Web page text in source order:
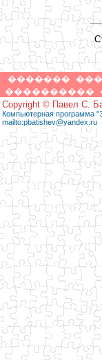
�������
����������
Copyright © Павел С.
Компьютерная
mailto:pbatishev@yandex.ru